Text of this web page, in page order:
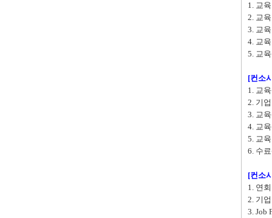
1. 교
2. 교
3. 교
4. 교
5. 교
[컨소
1. 교
2. 기
3. 교
4. 교
5. 교
6. 수
[컨소
1. 연
2. 기
3. Job